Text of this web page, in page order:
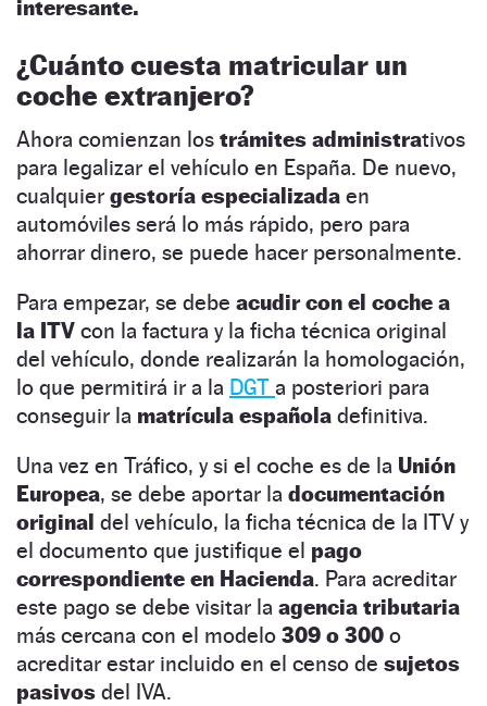
interesante.
¿Cuánto cuesta matricular un
coche extranjero?
Ahora comienzan los trámites administrativos
para legalizar el vehículo en España. De nuevo,
cualquier gestoría especializada en
automóviles será lo más rápido, pero para
ahorrar dinero, se puede hacer personalmente.
Para empezar, se debe acudir con el coche a
la ITV con la factura y la ficha técnica original
del vehículo, donde realizarán la homologación,
lo que permitirá ir a la DGT a posteriori para
conseguir la matrícula española definitiva.
Una vez en Tráfico, y si el coche es de la Unión
Europea, se debe aportar la documentación
original del vehículo, la ficha técnica de la ITV y
el documento que justifique el pago
correspondiente en Hacienda. Para acreditar
este pago se debe visitar la agencia tributaria
más cercana con el modelo 309 o 300 o
acreditar estar incluido en el censo de sujetos
pasivos del IVA.